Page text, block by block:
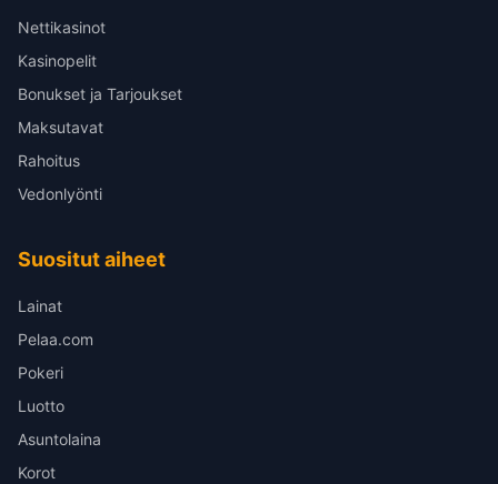
Nettikasinot
Kasinopelit
Bonukset ja Tarjoukset
Maksutavat
Rahoitus
Vedonlyönti
Suositut aiheet
Lainat
Pelaa.com
Pokeri
Luotto
Asuntolaina
Korot